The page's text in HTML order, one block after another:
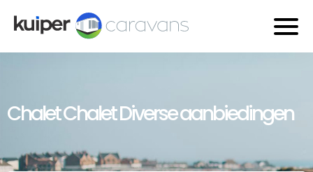
Chalet Chalet Diverse aanbiedingen